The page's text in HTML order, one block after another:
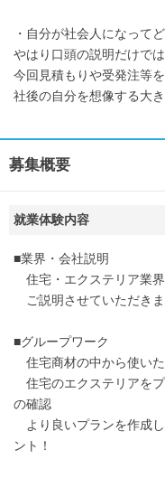
・自分が社会人になって
やはり口頭の説明だけで
今回見積もりや受発注等
社後の自分を想像する大
募集概要
就業体験内容
■業界・会社説明
住宅・エクステリア業界
ご説明させていただきま
■グループワーク
住宅商材の中から使い
住宅のエクステリアを
の確認
より良いプランを作成
ント！